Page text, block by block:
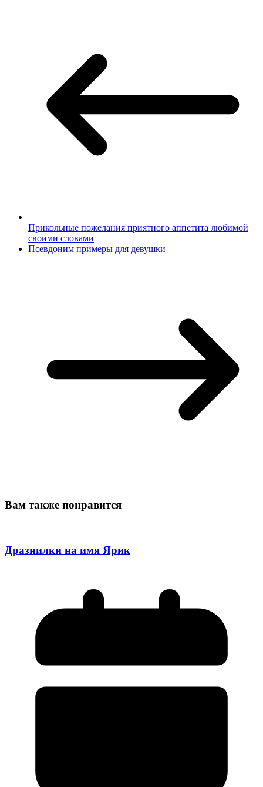
Прикольные пожелания приятного аппетита любимой
своими словами
Псевдоним примеры для девушки
Вам также понравится
Дразнилки на имя Ярик